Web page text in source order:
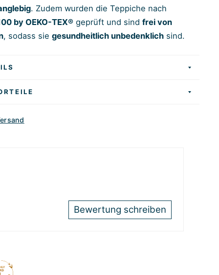
. Zudem wurden die Teppiche nach
by OEKO-TEX®geprüft und sind frei von
, sodass sie gesundheitlich unbedenklichsind.
Bewertung schreiben